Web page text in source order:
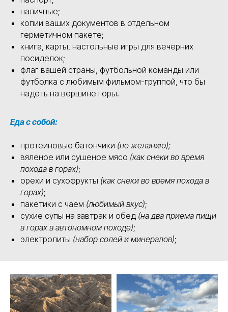
наличные;
копии ваших документов в отдельном
герметичном пакете;
книга, карты, настольные игры для вечерних
посиделок;
флаг вашей страны, футбольной команды или
футболка с любимым фильмом-группой, что бы
надеть на вершине горы.
Еда с собой:
протеиновые батончики (по желанию);
вяленое или сушеное мясо (как снеки во время
похода в горах);
орехи и сухофрукты (как снеки во время похода в
горах);
пакетики с чаем (любимый вкус);
сухие супы на завтрак и обед (на два приема пищи
в горах в автономном походе);
электролиты (набор солей и минералов);